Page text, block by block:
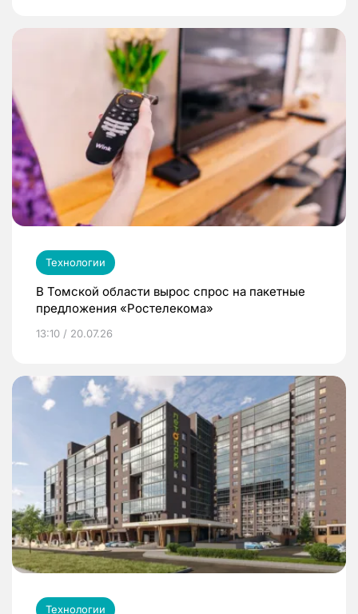
Технологии
В Томской области вырос спрос на пакетные
предложения «Ростелекома»
13:10 / 20.07.26
Технологии